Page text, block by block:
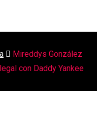
Mireddys González
con Daddy Yankee